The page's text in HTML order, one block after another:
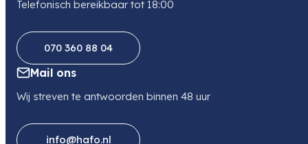
Telefonisch bereikbaar tot 18:00
070 360 88 04
Mail ons
Wij streven te antwoorden binnen 48 uur
info@hafo.nl